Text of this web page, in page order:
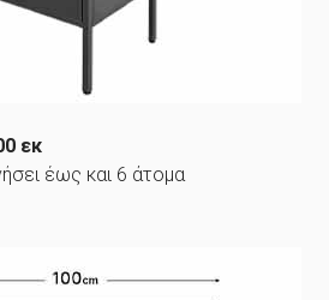
εκ
έως και 6 άτομα